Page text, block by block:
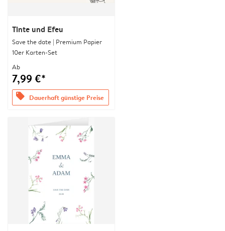
Tinte und Efeu
Save the date | Premium Papier
10er Karten-Set
Ab
7,99 €*
offers Dauerhaft günstige Preise